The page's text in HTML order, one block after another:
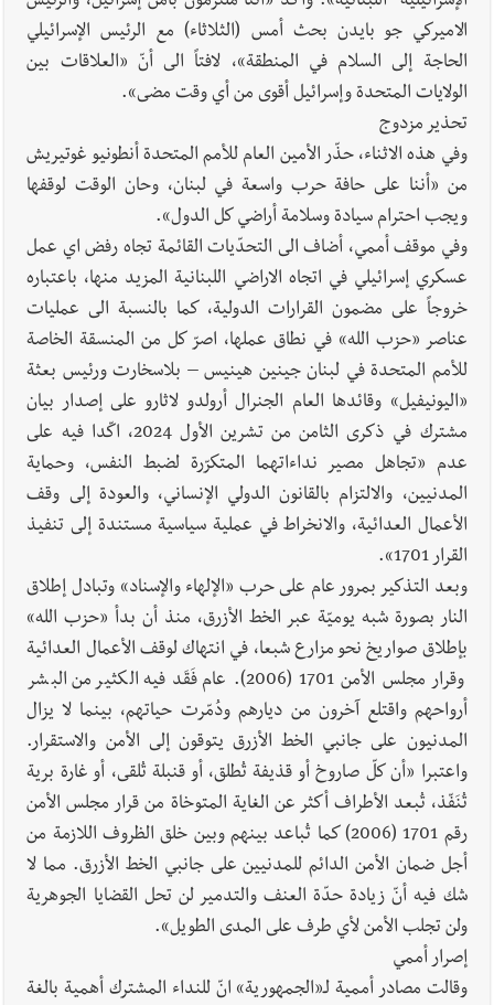
الاميركي جو بايدن بحث أمس (الثلاثاء) مع الرئيس الإسرائيلي
الحاجة إلى السلام في المنطقة»، لافتاً الى أنّ «العلاقات بين
الولايات المتحدة وإسرائيل أقوى من أي وقت مضى».
تحذير مزدوج
وفي هذه الاثناء، حذّر الأمين العام للأمم المتحدة أنطونيو غوتيريش
من «أننا على حافة حرب واسعة في لبنان، وحان الوقت لوقفها
ويجب احترام سيادة وسلامة أراضي كل الدول».
وفي موقف أممي، أضاف الى التحدّيات القائمة تجاه رفض اي عمل
عسكري إسرائيلي في اتجاه الاراضي اللبنانية المزيد منها، باعتباره
خروجاً على مضمون القرارات الدولية، كما بالنسبة الى عمليات
عناصر «حزب الله» في نطاق عملها، اصرّ كل من المنسقة الخاصة
للأمم المتحدة في لبنان جينين هينيس – بلاسخارت ورئيس بعثة
«اليونيفيل» وقائدها العام الجنرال أرولدو لاثارو على إصدار بيان
مشترك في ذكرى الثامن من تشرين الأول 2024، اكّدا فيه على
عدم «تجاهل مصير نداءاتهما المتكرّرة لضبط النفس، وحماية
المدنيين، والالتزام بالقانون الدولي الإنساني، والعودة إلى وقف
الأعمال العدائية، والانخراط في عملية سياسية مستندة إلى تنفيذ
القرار 1701».
وبعد التذكير بمرور عام على حرب «الإلهاء والإسناد» وتبادل إطلاق
النار بصورة شبه يوميّة عبر الخط الأزرق، منذ أن بدأ «حزب الله»
بإطلاق صواريخ نحو مزارع شبعا، في انتهاك لوقف الأعمال العدائية
وقرار مجلس الأمن 1701 (2006). عام فَقَد فيه الكثير من البشر
أرواحهم واقتلع آخرون من ديارهم ودُمّرت حياتهم، بينما لا يزال
المدنيون على جانبي الخط الأزرق يتوقون إلى الأمن والاستقرار.
واعتبرا «أن كلّ صاروخ أو قذيفة تُطلق، أو قنبلة تُلقى، أو غارة برية
تُنَفّذ، تُبعد الأطراف أكثر عن الغاية المتوخاة من قرار مجلس الأمن
رقم 1701 (2006) كما تُباعد بينهم وبين خلق الظروف اللازمة من
أجل ضمان الأمن الدائم للمدنيين على جانبي الخط الأزرق. مما لا
شك فيه أنّ زيادة حدّة العنف والتدمير لن تحل القضايا الجوهرية
ولن تجلب الأمن لأي طرف على المدى الطويل».
إصرار أممي
وقالت مصادر أممية لـ«الجمهورية» انّ للنداء المشترك أهمية بالغة